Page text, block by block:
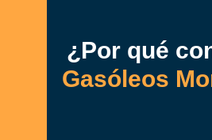
¿Por qué
Gasóleos